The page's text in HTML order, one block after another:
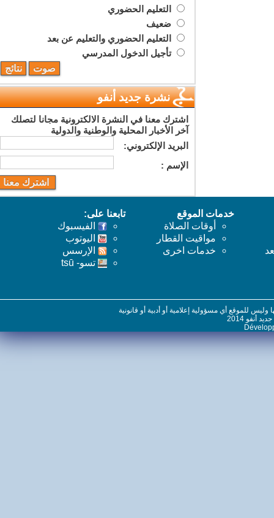
التعليم الحضوري
ضعيف
التعليم الحضوري والتعليم عن بعد
تأجيل الدخول المدرسي
نشرة جديد أنفو
اشترك معنا في النشرة الالكترونية مجانا لتصلك
آخر الأخبار المحلية والوطنية والدولية
البريد اﻹلكتروني:
اﻹسم :
خدمات الموقع
أوقات الصلاة
مواقيت القطار
خدمات اخرى
تابعنا على:
الفيسبوك
اليوتوب
اﻹرسس
تسو- tsū
للموقع أي مسؤولية إعلامية أو أدبية أو قانونية
2014